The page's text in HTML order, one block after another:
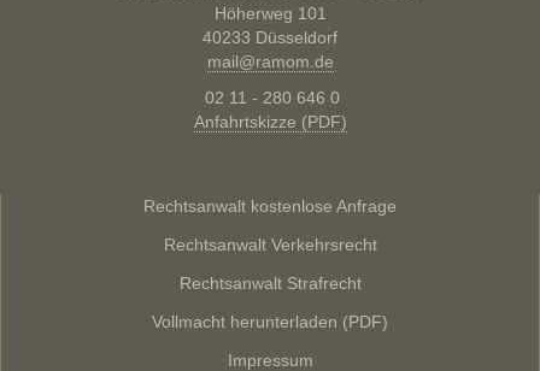
Höherweg 101
40233 Düsseldorf
mail@ramom.de
02 11 - 280 646 0
Anfahrtskizze (PDF)
Rechtsanwalt kostenlose Anfrage
Rechtsanwalt Verkehrsrecht
Rechtsanwalt Strafrecht
Vollmacht herunterladen (PDF)
Impressum